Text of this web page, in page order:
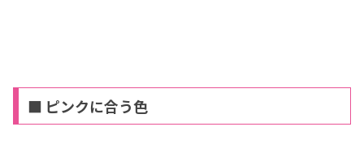
■ ピンクに合う色